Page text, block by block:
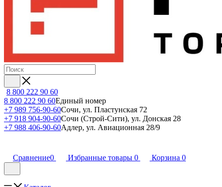
8 800 222 90 60
8 800 222 90 60Единый номер
+7 989 756-90-60Сочи, ул. Пластунская 72
+7 918 904-90-60Сочи (Строй-Сити), ул. Донская 28
+7 988 406-90-60Адлер, ул. Авиационная 28/9
Сравнение0 Избранные товары 0 Корзина 0